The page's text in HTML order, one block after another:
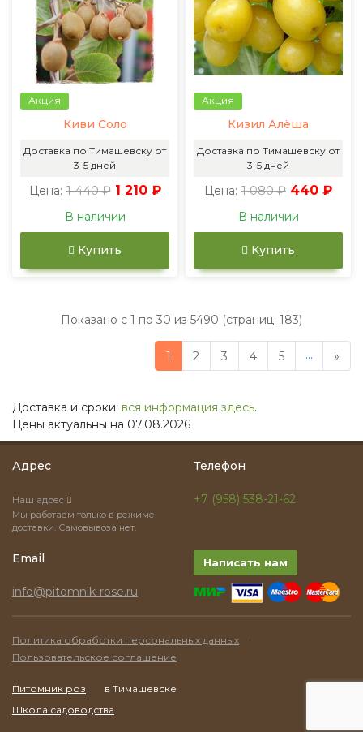
Акция
Киви Соло
Доставка по Тимашевску от
3-5 дней
Цена: 1 440 ₽ 1 210 ₽
В наличии
Купить
Акция
Кизил Алёша
Доставка по Тимашевску от
3-5 дней
Цена: 1 080 ₽ 440 ₽
В наличии
Купить
Показано с 1 по 30 из 5490 (страниц: 183)
1 2 3 4 5 ... »
Доставка и сроки: вся информация здесь.
Цены актуальны на 07.08.2026
Адрес
Наш адрес
Мы работаем только в режиме
доставки. Самовывоза нет.
Телефон
+7 (958) 538-21-62
Email
info@pitomnik-rose.ru
Написать нам
Политика обработки персональных данных ·
Пользовательское соглашение
Питомник роз
в Тимашевске
Школа садоводства